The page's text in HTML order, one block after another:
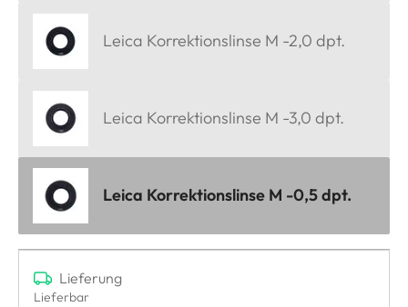
Leica Korrektionslinse M -2,0 dpt.
Leica Korrektionslinse M -3,0 dpt.
Leica Korrektionslinse M -0,5 dpt.
Lieferung
Lieferbar